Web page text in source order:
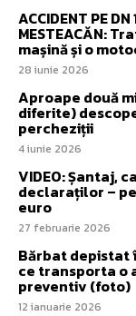
ACCIDENT PE DN
MESTEACĂN:
mașină și o
28 iunie 2026
Aproape două
diferite)
percheziții
4 iunie 2026
VIDEO: Șantaj,
declaraților –
euro
27 februarie 2026
Bărbat depistat
ce transporta o
preventiv (foto)
12 ianuarie 2026